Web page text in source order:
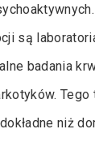
są
badania
Tego
niż